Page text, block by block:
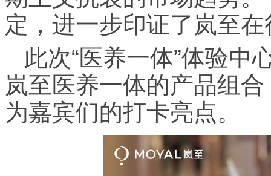
定，进一步印证了岚至
此次“医养一体”体验中
岚至医养一体的产品组
为嘉宾们的打卡亮点。